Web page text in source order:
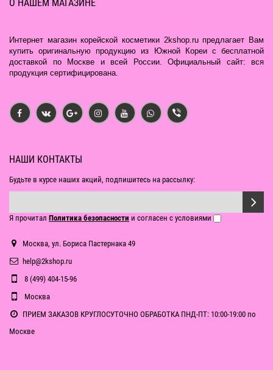
О НАШЕМ МАГАЗИНЕ
Интернет магазин корейской косметики 2kshop.ru предлагает Вам
купить оригинальную продукцию из Южной Кореи с бесплатной
доставкой по Москве и всей России. Официальный сайт: вся
продукция сертифицирована.
НАШИ КОНТАКТЫ
Будьте в курсе наших акций, подпишитесь на рассылку:
Я прочитал Политика безопасности и согласен с условиями
Москва, ул. Бориса Пастернака 49
help@2kshop.ru
8 (499) 404-15-96
Москва
ПРИЕМ ЗАКАЗОВ КРУГЛОСУТОЧНО ОБРАБОТКА ПНД-ПТ: 10:00-19:00 по
Москве